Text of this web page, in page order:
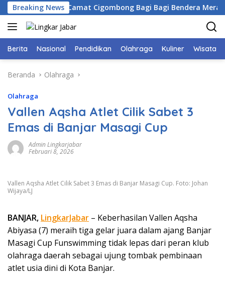
Langsung
ke
konten
Breaking News
Bersama Camat Cigombong Bagi Bagi Bendera Merah
Berita Nasional Pendidikan Olahraga Kuliner Wisata
Beranda Olahraga
Olahraga
Vallen Aqsha Atlet Cilik Sabet 3
Emas di Banjar Masagi Cup
Admin Lingkarjabar
Februari 8, 2026
Vallen Aqsha Atlet Cilik Sabet 3 Emas di Banjar Masagi Cup. Foto: Johan
Wijaya/LJ
BANJAR, LingkarJabar – Keberhasilan Vallen Aqsha
Abiyasa (7) meraih tiga gelar juara dalam ajang Banjar
Masagi Cup Funswimming tidak lepas dari peran klub
olahraga daerah sebagai ujung tombak pembinaan
atlet usia dini di Kota Banjar.